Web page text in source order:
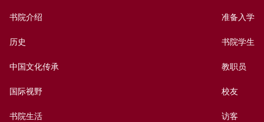
书院介绍
历史
中国文化传承
国际视野
书院生活
准备入学
书院学生
教职员
校友
访客